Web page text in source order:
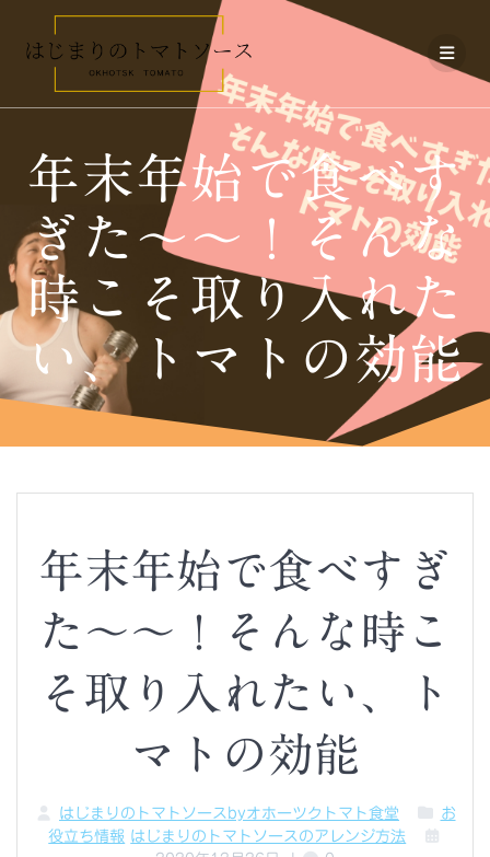
テ
ン
ツ
へ
ス
キ
年末年始で食べす
ぎた～～！そんな
時こそ取り入れた
い、トマトの効能
年末年始で食べすぎ
た～～！そんな時こ
そ取り入れたい、ト
マトの効能
はじまりのトマトソースbyオホーツクトマト食堂
お
役立ち情報 はじまりのトマトソースのアレンジ方法